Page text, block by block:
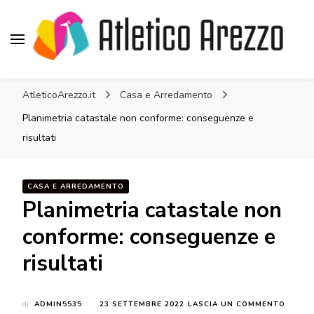
AtleticoArezzo.it
Casa e Arredamento
Planimetria catastale non conforme: conseguenze e
risultati
CASA E ARREDAMENTO
Planimetria catastale non
conforme: conseguenze e
risultati
di ADMIN5535 23 SETTEMBRE 2022 LASCIA UN COMMENTO